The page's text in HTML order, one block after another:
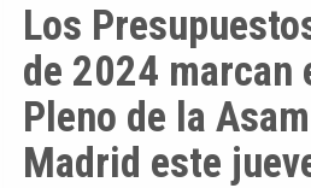
Los
de 2024 marcan
Pleno de la
Madrid este